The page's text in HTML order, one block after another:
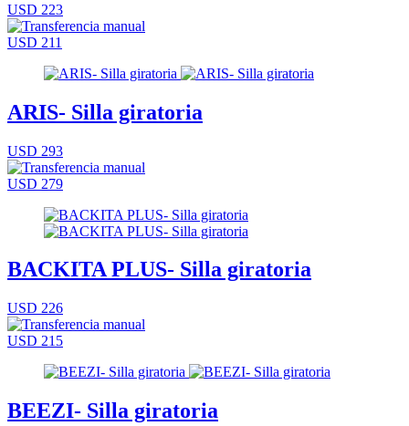
USD 223
USD 211
ARIS- Silla giratoria
USD 293
USD 279
BACKITA PLUS- Silla giratoria
USD 226
USD 215
BEEZI- Silla giratoria